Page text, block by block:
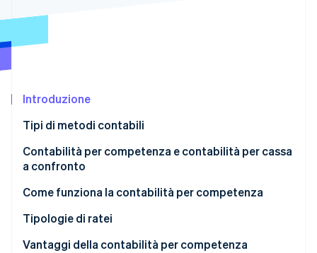
Prevenzione delle frodi
Climate
Identity
Verifica online dell'identità
Stripe Sessions 2026
Scopri come Stripe sta costruendo l'infrastruttura
Introduzione
Tipi di metodi contabili
Contabilità per competenza e contabilità per cassa
a confronto
Contabilità per competenza
Contabilità per cassa
Come funziona la contabilità per competenza
I ricavi sono registrati nel momento in cui sono
Tipologie di ratei
Vantaggi della contabilità per competenza